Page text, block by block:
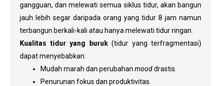
gangguan, dan melewati semua siklus tidur, akan bangun
jauh lebih segar daripada orang yang tidur 8 jam namun
terbangun berkali-kali atau hanya melewati tidur ringan.
Kualitas tidur yang buruk(tidur yang terfragmentasi)
dapat menyebabkan:
Mudah marah dan perubahan mooddrastis.
Penurunan fokus dan produktivitas.